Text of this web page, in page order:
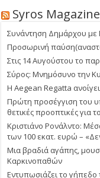
Syros Magazine
Συνάντηση Δημάρχου με
Προσωρινή
Στις 14 Αυγούστου το
Σύρος: Μνημόσυνο την
Η Aegean Regatta
Πρώτη προσέγγιση του
θετικές προοπτικές για
Κριστιάνο Ρονάλντο:
των 100 εκατ. ευρώ –
Μια βραδιά αγάπης,
Καρκινοπαθών
Εντυπωσιάζει το γήπεδο